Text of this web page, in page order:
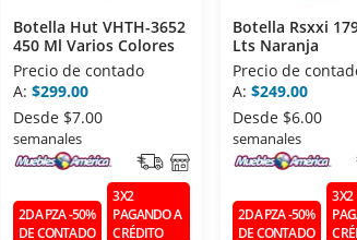
Botella Hut VHTH-3652
450 Ml Varios Colores
Precio de contado
A: $299.00
Desde $7.00
semanales
2DA PZA -50%
DE CONTADO
3X2
PAGANDO A
CRÉDITO
Botella Rsxxi
Lts Naranja
Precio de
A: $249.00
Desde $6.00
semanales
2DA PZA -50%
DE CONTADO
3X2